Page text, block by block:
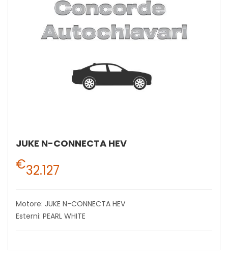
JUKE N-CONNECTA HEV
€32.127
Motore: JUKE N-CONNECTA HEV
Esterni: PEARL WHITE